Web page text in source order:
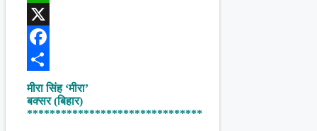
WhatsApp
X
Facebook
Share
मीरा सिंह ‘मीरा’
बक्सर (बिहार)
*******************************